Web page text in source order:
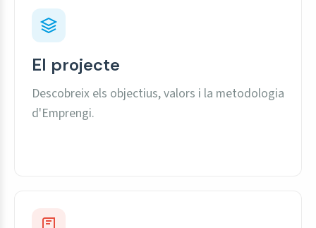
El projecte
Descobreix els objectius, valors i la metodologia
d'Emprengi.